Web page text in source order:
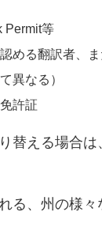
Permit等
める翻訳者、
異なる）
許証
替える場合
る、州の様